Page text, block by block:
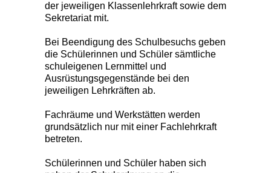
der jeweiligen Klassenlehrkraft sowie dem
Sekretariat mit.
Bei Beendigung des Schulbesuchs geben
die Schülerinnen und Schüler sämtliche
schuleigenen Lernmittel und
Ausrüstungsgegenstände bei den
jeweiligen Lehrkräften ab.
Fachräume und Werkstätten werden
grundsätzlich nur mit einer Fachlehrkraft
betreten.
Schülerinnen und Schüler haben sich